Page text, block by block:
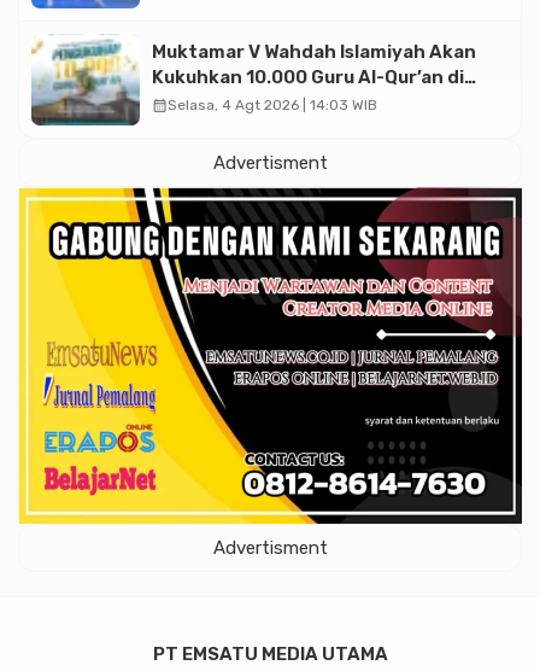
Muktamar V Wahdah Islamiyah Akan
Kukuhkan 10.000 Guru Al-Qur’an di
Masjid Istiqlal
calendar_monthSelasa, 4 Agt 2026 | 14:03 WIB
Advertisment
Advertisment
PT EMSATU MEDIA UTAMA